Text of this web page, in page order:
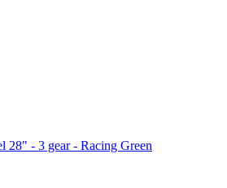
28" - 3 gear - Racing Green